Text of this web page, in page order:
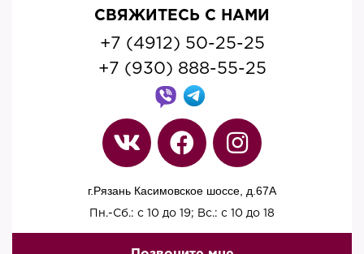
СВЯЖИТЕСЬ С НАМИ
+7 (4912) 50-25-25
+7 (930) 888-55-25
г.Рязань Касимовское шоссе, д.67A
Пн.-Сб.: с 10 до 19; Вс.: с 10 до 18